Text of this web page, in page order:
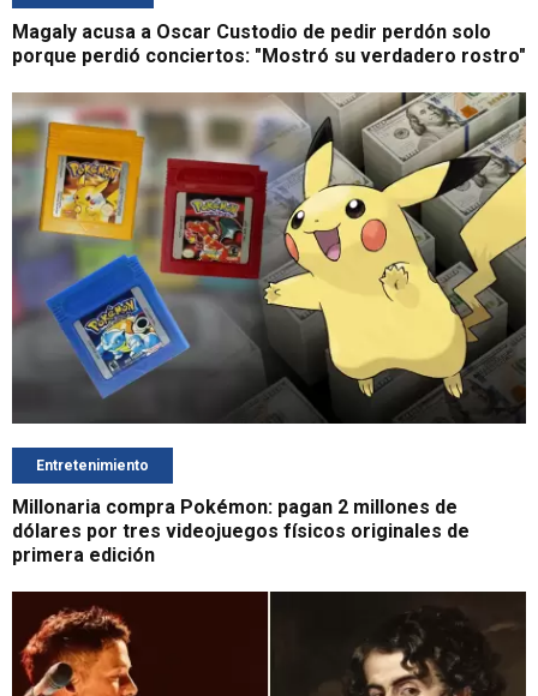
Magaly acusa a Oscar Custodio de pedir perdón solo
porque perdió conciertos: "Mostró su verdadero rostro"
Entretenimiento
Millonaria compra Pokémon: pagan 2 millones de
dólares por tres videojuegos físicos originales de
primera edición